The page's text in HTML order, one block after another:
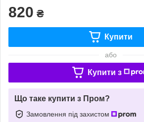
820 ₴
Купити
або
Купити з
Що таке купити з Пром?
Замовлення під захистом